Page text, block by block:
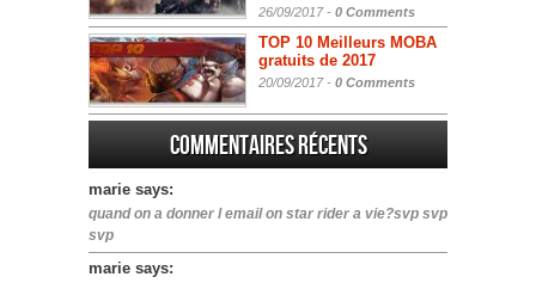
26/09/2017 - 0 Comments
TOP 10 Meilleurs MOBA
gratuits de 2017
20/09/2017 - 0 Comments
Commentaires récents
marie says:
quand on a donner l email on star rider a vie?svp svp
svp
marie says: